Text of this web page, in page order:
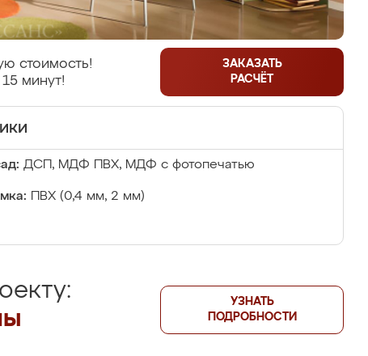
стоимость!
минут!
ЗАКАЗАТЬ
РАСЧЁТ
ДСП, МДФ ПВХ, МДФ с фотопечатью
ПВХ (0,4 мм, 2 мм)
УЗНАТЬ
ПОДРОБНОСТИ